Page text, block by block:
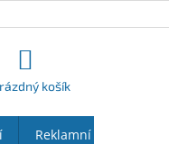
košík
Reklamní předměty